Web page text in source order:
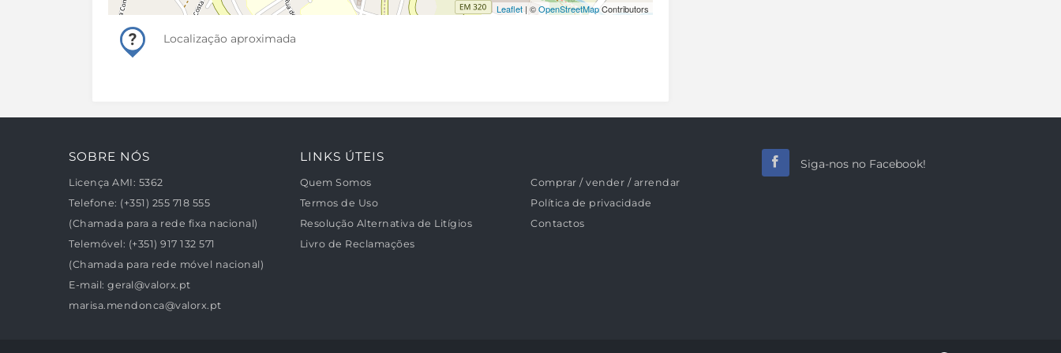
Leaflet | ©OpenStreetMapContributors
Localização aproximada
SOBRE NÓS
Licença AMI: 5362
Telefone: (+351) 255 718 555
(Chamada para a rede fixa nacional)
Telemóvel: (+351) 917 132 571
(Chamada para rede móvel nacional)
E-mail: geral@valorx.pt
marisa.mendonca@valorx.pt
LINKS ÚTEIS
Quem Somos
Termos de Uso
Resolução Alternativa de Litígios
Livro de Reclamações
Comprar / vender / arrendar
Política de privacidade
Contactos
Siga-nos no Facebook!